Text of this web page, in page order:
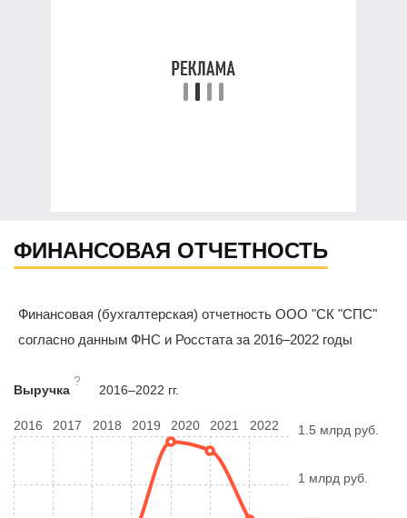
ФИНАНСОВАЯ ОТЧЕТНОСТЬ
Финансовая (бухгалтерская) отчетность ООО "СК "СПС"
согласно данным ФНС и Росстата за 2016–2022 годы
Выручка
?
2016–2022 гг.
2016 2017 2018 2019 2020 2021 2022
1 млрд руб.
1.5 млрд руб.